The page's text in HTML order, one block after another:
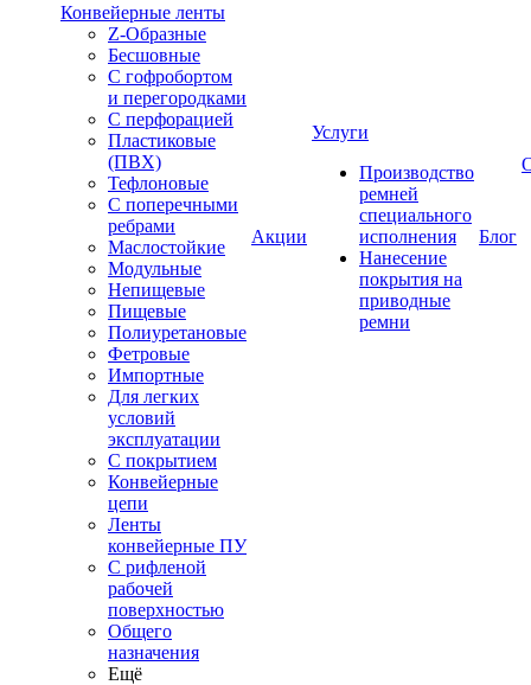
Конвейерные ленты
Z-Образные
Бесшовные
С гофробортом
и перегородками
С перфорацией
Пластиковые
(ПВХ)
Тефлоновые
С поперечными
ребрами
Маслостойкие
Модульные
Непищевые
Пищевые
Полиуретановые
Фетровые
Импортные
Для легких
условий
эксплуатации
С покрытием
Конвейерные
цепи
Ленты
конвейерные ПУ
С рифленой
рабочей
поверхностью
Общего
назначения
Ещё
Акции
Услуги
Производство
ремней
специального
исполнения
Нанесение
покрытия на
приводные
ремни
Блог